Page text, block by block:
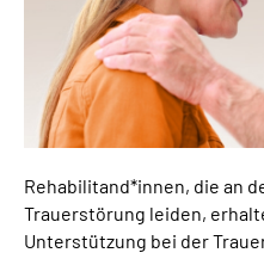
Rehabilitand*innen, die an
Trauerstörung leiden,
Unterstützung bei der